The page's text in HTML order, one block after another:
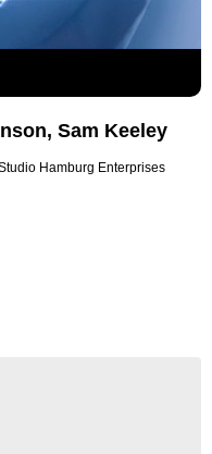
Sam Keeley
Hamburg Enterprises